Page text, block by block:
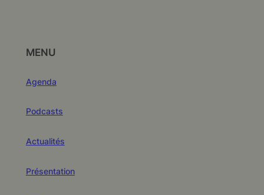
MENU
Agenda
Podcasts
Actualités
Présentation